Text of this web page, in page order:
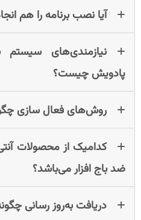
آیا نصب برنامه را هم
نیازمندی‌های
پادویش چیست؟
روش‌های فعال سازی
کدامیک از محصولات
ضد باج ‌افزار می‌باشد؟
دریافت به‌روز رسانی